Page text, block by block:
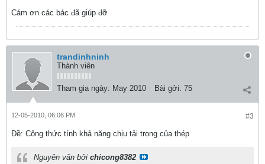
Cám ơn các bác đã giúp đỡ
trandinhninh
Thành viên
Tham gia ngày: May 2010 Bài gởi: 75
#3
12-05-2010, 06:06 PM
Ðề: Công thức tính khả năng chịu tải trọng của thép
Nguyên văn bởi chicong8382